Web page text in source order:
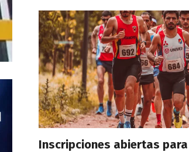
Inscripciones abiertas